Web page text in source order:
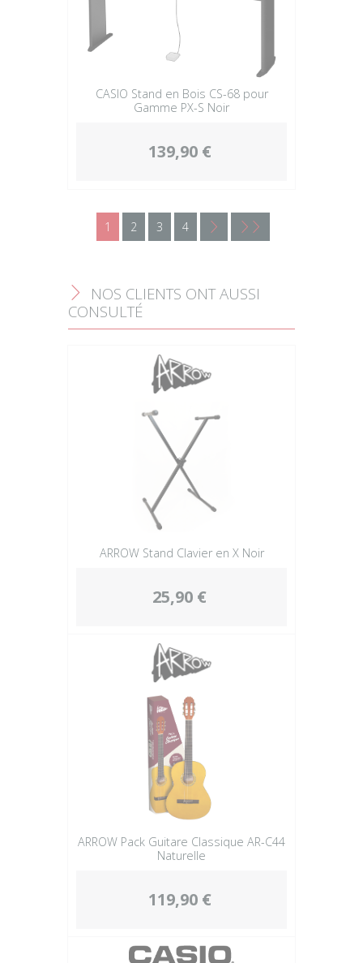
CASIO Stand en Bois CS-68 pour
Gamme PX-S Noir
139,90 €
1 2 3 4 < <<
F
NOS CLIENTS ONT AUSSI
CONSULTÉ
ARROW Stand Clavier en X Noir
25,90 €
ARROW Pack Guitare Classique AR-C44
Naturelle
119,90 €